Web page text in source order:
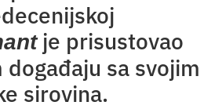
je prisustovao
sa svojim
sirovina.